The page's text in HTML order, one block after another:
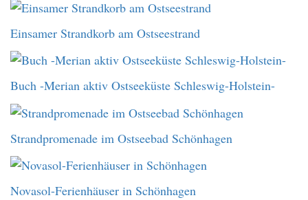
Einsamer Strandkorb am Ostseestrand
Buch -Merian aktiv Ostseeküste Schleswig-Holstein-
Strandpromenade im Ostseebad Schönhagen
Novasol-Ferienhäuser in Schönhagen